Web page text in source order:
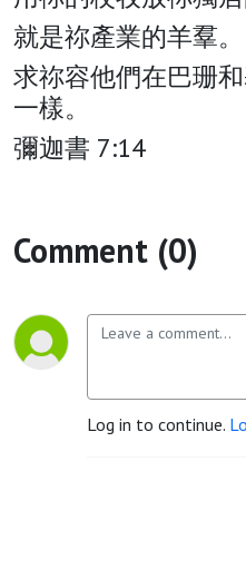
就是祢產業的羊羣。
求祢容他們在巴珊和
一樣。
彌迦書 7:14
Comment (0)
Log in to continue.